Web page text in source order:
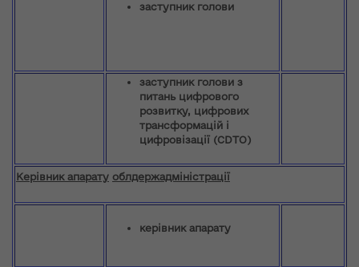
заступник голови
заступник голови з
питань цифрового
розвитку, цифрових
трансформацій і
цифровізації (CDTO)
Керівник апарату облдержадміністрації
керівник апарату